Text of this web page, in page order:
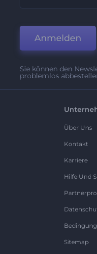
Anmelden
Sie können den
problemlos
Über Uns
Kontakt
Karriere
Hilfe Und
Sitemap